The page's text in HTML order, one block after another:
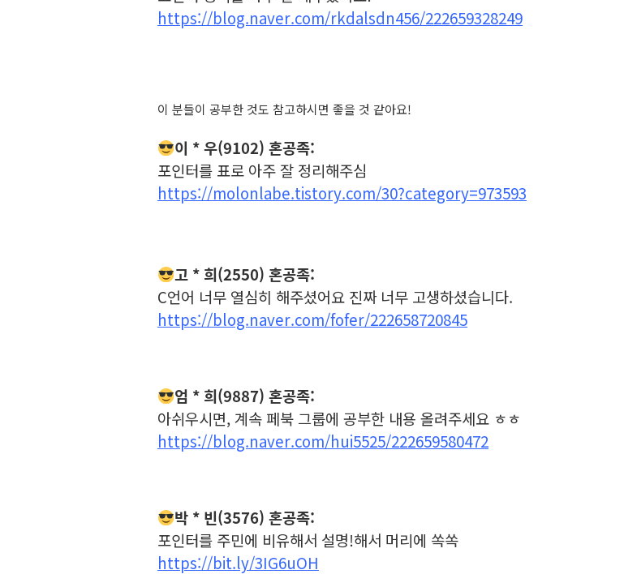
https://blog.naver.com/rkdalsdn456/222659328249
이 분들이 공부한 것도 참고하시면 좋을 것 같아요!
이 * 우(9102) 혼공족:
포인터를 표로 아주 잘 정리해주심
https://molonlabe.tistory.com/30?category=973593
고 * 희(2550) 혼공족:
C언어 너무 열심히 해주셨어요 진짜 너무 고생하셨습니다.
https://blog.naver.com/fofer/222658720845
엄 * 희(9887) 혼공족:
아쉬우시면, 계속 페북 그룹에 공부한 내용 올려주세요 ㅎㅎ
https://blog.naver.com/hui5525/222659580472
박 * 빈(3576) 혼공족:
포인터를 주민에 비유해서 설명!해서 머리에 쏙쏙
https://bit.ly/3IG6uOH